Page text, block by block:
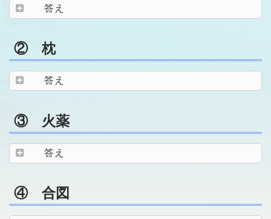
答え
② 枕
答え
③ 火薬
答え
④ 合図